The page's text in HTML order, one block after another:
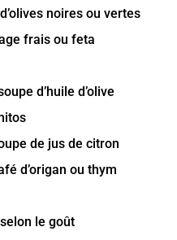
noires ou vertes
frais ou feta
d’huile d’olive
de jus de citron
d’origan ou thym
le goût